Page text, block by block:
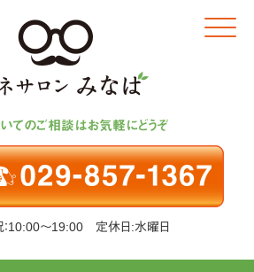
てのご相談はお気軽にどうぞ
：10:00～19:00 定休日:水曜日
Click